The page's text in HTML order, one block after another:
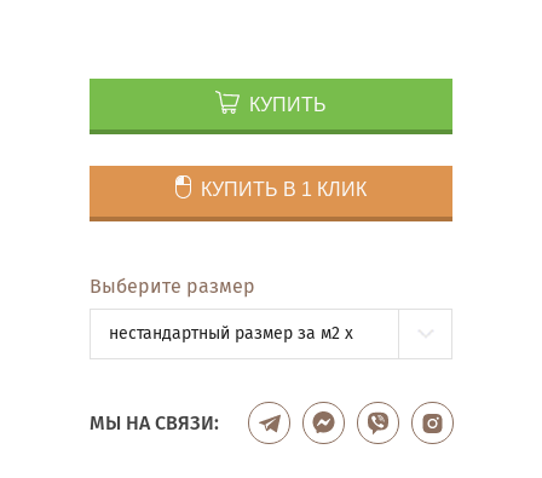
КУПИТЬ
КУПИТЬ В 1 КЛИК
Выберите размер
нестандартный размер за м2 x
МЫ НА СВЯЗИ: